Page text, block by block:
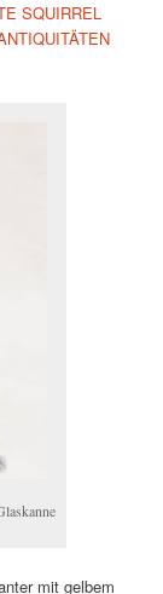
SQUIRREL
mit gelbem